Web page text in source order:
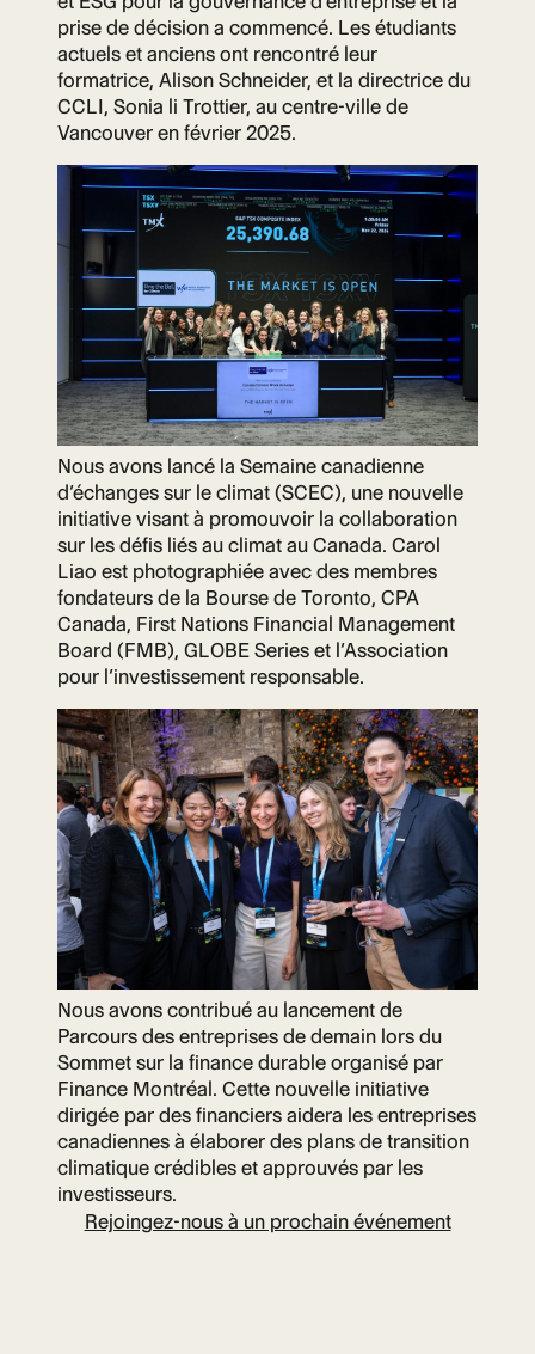
prise de décision a commencé. Les étudiants
actuels et anciens ont rencontré leur
formatrice, Alison Schneider, et la directrice du
CCLI, Sonia li Trottier, au centre-ville de
Vancouver en février 2025.
Nous avons lancé la Semaine canadienne
d’échanges sur le climat (SCEC), une nouvelle
initiative visant à promouvoir la collaboration
sur les défis liés au climat au Canada. Carol
Liao est photographiée avec des membres
fondateurs de la Bourse de Toronto, CPA
Canada, First Nations Financial Management
Board (FMB), GLOBE Series et l’Association
pour l’investissement responsable.
Nous avons contribué au lancement de
Parcours des entreprises de demain lors du
Sommet sur la finance durable organisé par
Finance Montréal. Cette nouvelle initiative
dirigée par des financiers aidera les entreprises
canadiennes à élaborer des plans de transition
climatique crédibles et approuvés par les
investisseurs.
Rejoingez-nous à un prochain événement